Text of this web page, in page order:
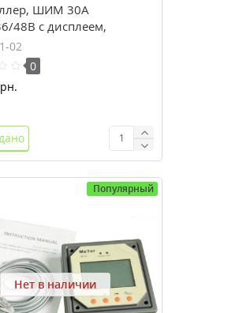
ШИМ 30А
48В с дисплеем,
EPsolar(EPEVER)
02
0
Популярный
Нет в наличии